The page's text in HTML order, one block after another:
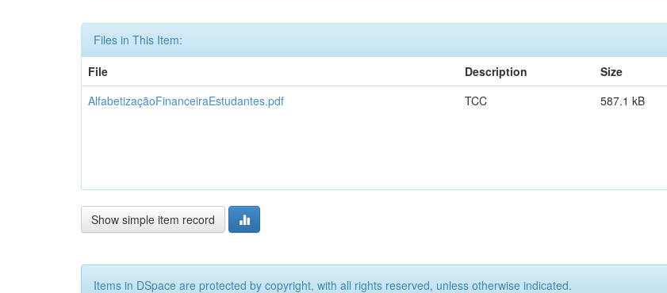
Files in This Item:
File
Description Size
AlfabetizaçãoFinanceiraEstudantes.pdf
TCC 587.1 kB
Show simple item record
Items in DSpace are protected by copyright, with all rights reserved, unless otherwise indicated.